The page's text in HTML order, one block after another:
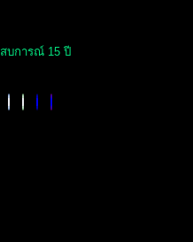
บการณ์ 15 ปี